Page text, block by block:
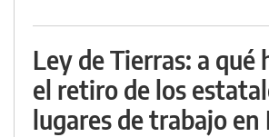
Ley de Tierras: a qué
el retiro de los
lugares de trabajo en